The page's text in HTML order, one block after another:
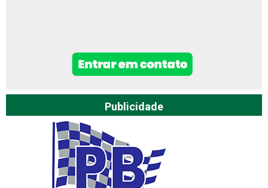
Publicidade